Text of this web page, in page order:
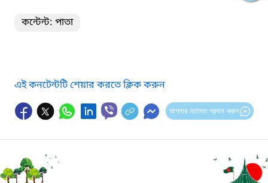
কন্টেন্ট: পাতা
এই কনটেন্টটি শেয়ার করতে ক্লিক করুন
আপনার মতামত প্রদান করুন